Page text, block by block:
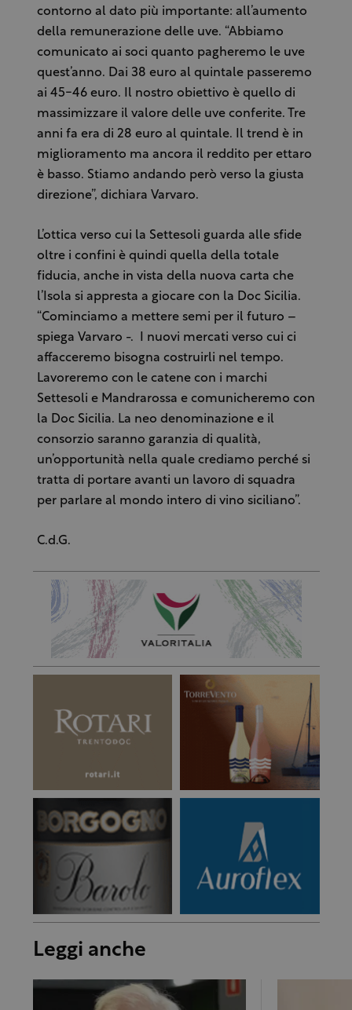
contorno al dato più importante: all’aumento
della remunerazione delle uve. “Abbiamo
comunicato ai soci quanto pagheremo le uve
quest’anno. Dai 38 euro al quintale passeremo
ai 45-46 euro. Il nostro obiettivo è quello di
massimizzare il valore delle uve conferite. Tre
anni fa era di 28 euro al quintale. Il trend è in
miglioramento ma ancora il reddito per ettaro
è basso. Stiamo andando però verso la giusta
direzione”, dichiara Varvaro.
L’ottica verso cui la Settesoli guarda alle sfide
oltre i confini è quindi quella della totale
fiducia, anche in vista della nuova carta che
l’Isola si appresta a giocare con la Doc Sicilia.
“Cominciamo a mettere semi per il futuro –
spiega Varvaro -. I nuovi mercati verso cui ci
affacceremo bisogna costruirli nel tempo.
Lavoreremo con le catene con i marchi
Settesoli e Mandrarossa e comunicheremo con
la Doc Sicilia. La neo denominazione e il
consorzio saranno garanzia di qualità,
un’opportunità nella quale crediamo perché si
tratta di portare avanti un lavoro di squadra
per parlare al mondo intero di vino siciliano”.
C.d.G.
Leggi anche